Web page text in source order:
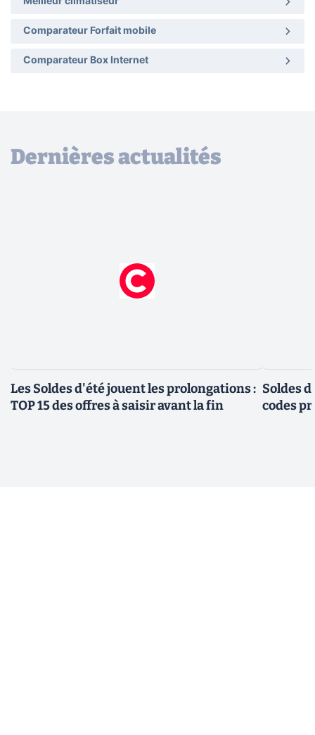
Comparateur Forfait mobile
Comparateur Box Internet
Dernières actualités
Les Soldes d'été jouent les prolongations :
TOP 15 des offres à saisir avant la fin
Soldes
codes